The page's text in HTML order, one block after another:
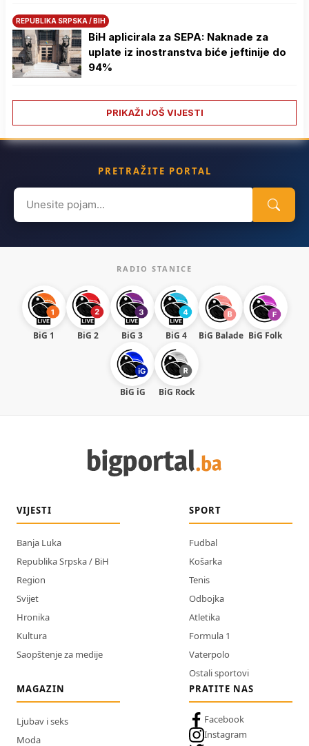
REPUBLIKA SRPSKA / BIH
BiH aplicirala za SEPA: Naknade za
uplate iz inostranstva biće jeftinije do
94%
PRIKAŽI JOŠ VIJESTI
PRETRAŽITE PORTAL
Search
for:
RADIO STANICE
BiG 1 BiG 2 BiG 3 BiG 4 BiG Balade BiG Folk
BiG iG BiG Rock
VIJESTI
Banja Luka
Republika Srpska / BiH
Region
Svijet
Hronika
Kultura
Saopštenje za medije
SPORT
Fudbal
Košarka
Tenis
Odbojka
Atletika
Formula 1
Vaterpolo
Ostali sportovi
MAGAZIN
Ljubav i seks
Moda
PRATITE NAS
Facebook
Instagram